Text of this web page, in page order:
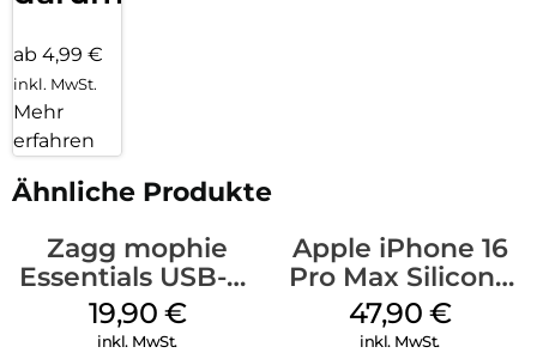
ab 4,99 €
inkl. MwSt.
Mehr
erfahren
Ähnliche Produkte
Zagg mophie
Essentials USB-C-
20W Charger PD
Weiß
19,90 €
inkl. MwSt.
Apple iPhone 16
Pro Max Silicone
Case MagSafe
Black
47,90 €
inkl. MwSt.